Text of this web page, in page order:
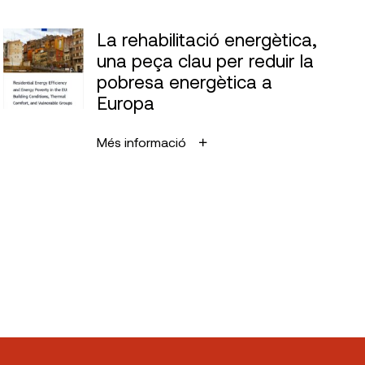
La rehabilitació energètica,
una peça clau per reduir la
pobresa energètica a
Europa
Més informació